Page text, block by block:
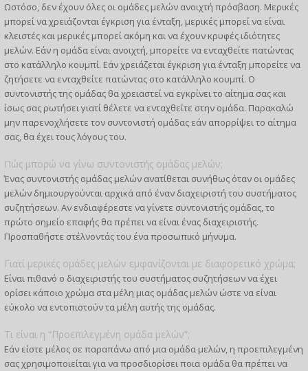
Ωστόσο, δεν έχουν όλες οι ομάδες μελών ανοιχτή πρόσβαση. Μερικές
μπορεί να χρειάζονται έγκριση για ένταξη, μερικές μπορεί να είναι
κλειστές και μερικές μπορεί ακόμη και να έχουν κρυφές ιδιότητες
μελών. Εάν η ομάδα είναι ανοιχτή, μπορείτε να ενταχθείτε πατώντας
στο κατάλληλο κουμπί. Εάν χρειάζεται έγκριση για ένταξη μπορείτε να
ζητήσετε να ενταχθείτε πατώντας στο κατάλληλο κουμπί. Ο
συντονιστής της ομάδας θα χρειαστεί να εγκρίνει το αίτημα σας και
ίσως σας ρωτήσει γιατί θέλετε να ενταχθείτε στην ομάδα. Παρακαλώ
μην παρενοχλήσετε τον συντονιστή ομάδας εάν απορρίψει το αίτημα
σας, θα έχει τους λόγους του.
Πώς μπορώ να γίνω συντονιστής ομάδας μελών;
Ένας συντονιστής ομάδας μελών ανατίθεται συνήθως όταν οι ομάδες
μελών δημιουργούνται αρχικά από έναν διαχειριστή του συστήματος
συζητήσεων. Αν ενδιαφέρεστε να γίνετε συντονιστής ομάδας, το
πρώτο σημείο επαφής θα πρέπει να είναι ένας διαχειριστής.
Προσπαθήστε στέλνοντάς του ένα προσωπικό μήνυμα.
Γιατί μερικές ομάδες μελών εμφανίζονται με διαφορετικό χρώμα;
Είναι πιθανό ο διαχειριστής του συστήματος συζητήσεων να έχει
ορίσει κάποιο χρώμα στα μέλη μιας ομάδας μελών ώστε να είναι
εύκολο να εντοπιστούν τα μέλη αυτής της ομάδας.
Τι είναι η “Προεπιλεγμένη ομάδα μελών”;
Εάν είστε μέλος σε παραπάνω από μια ομάδα μελών, η προεπιλεγμένη
σας χρησιμοποιείται για να προσδιορίσει ποια ομάδα θα πρέπει να